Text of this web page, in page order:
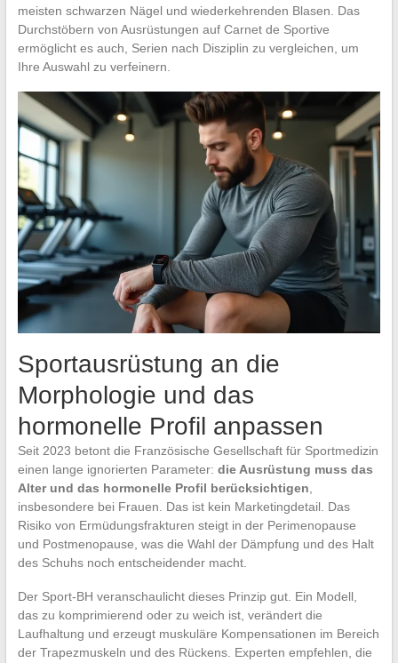
meisten schwarzen Nägel und wiederkehrenden Blasen. Das
Durchstöbern von Ausrüstungen auf Carnet de Sportive
ermöglicht es auch, Serien nach Disziplin zu vergleichen, um
Ihre Auswahl zu verfeinern.
Sportausrüstung an die
Morphologie und das
hormonelle Profil anpassen
Seit 2023 betont die Französische Gesellschaft für Sportmedizin
einen lange ignorierten Parameter: die Ausrüstung muss das
Alter und das hormonelle Profil berücksichtigen,
insbesondere bei Frauen. Das ist kein Marketingdetail. Das
Risiko von Ermüdungsfrakturen steigt in der Perimenopause
und Postmenopause, was die Wahl der Dämpfung und des Halt
des Schuhs noch entscheidender macht.
Der Sport-BH veranschaulicht dieses Prinzip gut. Ein Modell,
das zu komprimierend oder zu weich ist, verändert die
Laufhaltung und erzeugt muskuläre Kompensationen im Bereich
der Trapezmuskeln und des Rückens. Experten empfehlen, die